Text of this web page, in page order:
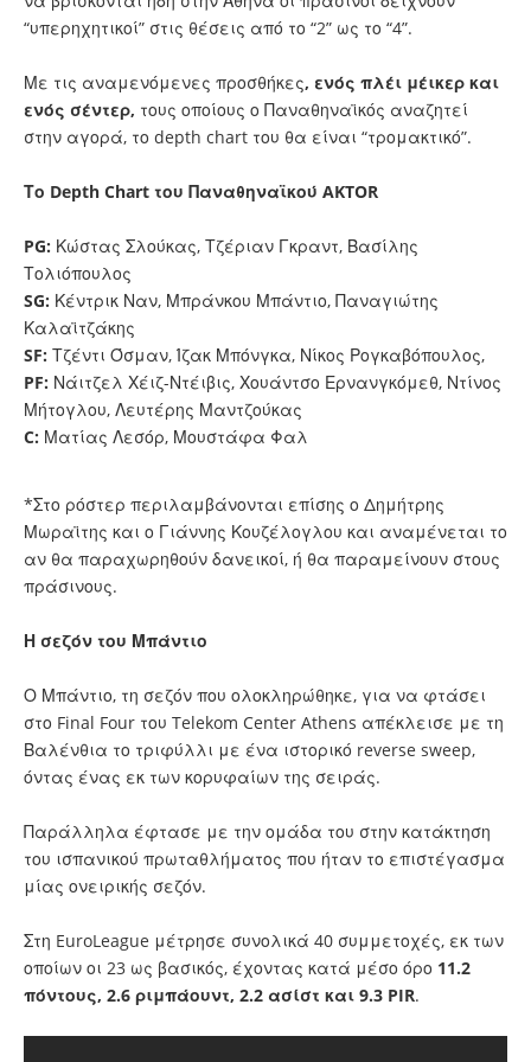
“υπερηχητικοί” στις θέσεις από το “2” ως το “4”.
Με τις αναμενόμενες προσθήκες, ενός πλέι μέικερ και
ενός σέντερ, τους οποίους ο Παναθηναϊκός αναζητεί
στην αγορά, το depth chart του θα είναι “τρομακτικό”.
Το Depth Chart του Παναθηναϊκού AKTOR
PG: Κώστας Σλούκας, Τζέριαν Γκραντ, Βασίλης
Τολιόπουλος
SG: Κέντρικ Ναν, Μπράνκου Μπάντιο, Παναγιώτης
Καλαϊτζάκης
SF: Τζέντι Όσμαν, Ίζακ Μπόνγκα, Νίκος Ρογκαβόπουλος,
PF: Νάιτζελ Χέιζ-Ντέιβις, Χουάντσο Ερνανγκόμεθ, Ντίνος
Μήτογλου, Λευτέρης Μαντζούκας
C: Ματίας Λεσόρ, Μουστάφα Φαλ
*Στο ρόστερ περιλαμβάνονται επίσης ο Δημήτρης
Μωραϊτης και ο Γιάννης Κουζέλογλου και αναμένεται το
αν θα παραχωρηθούν δανεικοί, ή θα παραμείνουν στους
πράσινους.
Η σεζόν του Μπάντιο
Ο Μπάντιο, τη σεζόν που ολοκληρώθηκε, για να φτάσει
στο Final Four του Telekom Center Athens απέκλεισε με τη
Βαλένθια το τριφύλλι με ένα ιστορικό reverse sweep,
όντας ένας εκ των κορυφαίων της σειράς.
Παράλληλα έφτασε με την ομάδα του στην κατάκτηση
του ισπανικού πρωταθλήματος που ήταν το επιστέγασμα
μίας ονειρικής σεζόν.
Στη EuroLeague μέτρησε συνολικά 40 συμμετοχές, εκ των
οποίων οι 23 ως βασικός, έχοντας κατά μέσο όρο 11.2
πόντους, 2.6 ριμπάουντ, 2.2 ασίστ και 9.3 PIR.